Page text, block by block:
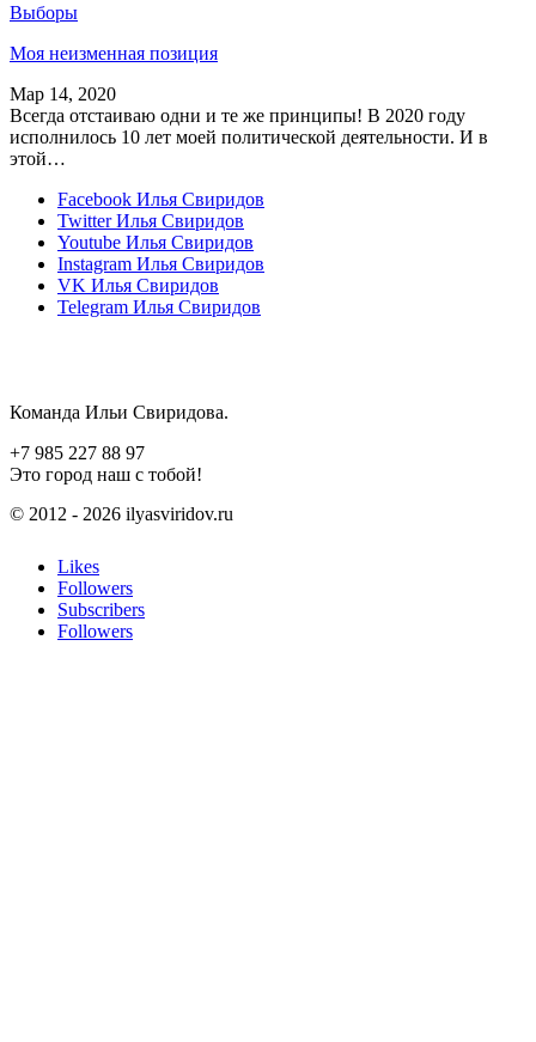
Выборы
Моя неизменная позиция
Мар 14, 2020
Всегда отстаиваю одни и те же принципы! В 2020 году
исполнилось 10 лет моей политической деятельности. И в
этой…
Facebook Илья Свиридов
Twitter Илья Свиридов
Youtube Илья Свиридов
Instagram Илья Свиридов
VK Илья Свиридов
Telegram Илья Свиридов
Команда Ильи Свиридова.
+7 985 227 88 97
Это город наш с тобой!
© 2012 - 2026 ilyasviridov.ru
Likes
Followers
Subscribers
Followers